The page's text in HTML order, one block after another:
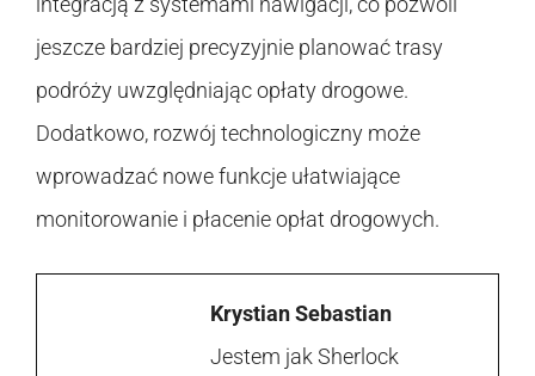
jeszcze bardziej precyzyjnie planować trasy
podróży uwzględniając opłaty drogowe.
Dodatkowo, rozwój technologiczny może
wprowadzać nowe funkcje ułatwiające
monitorowanie i płacenie opłat drogowych.
Krystian Sebastian
Jestem jak Sherlock